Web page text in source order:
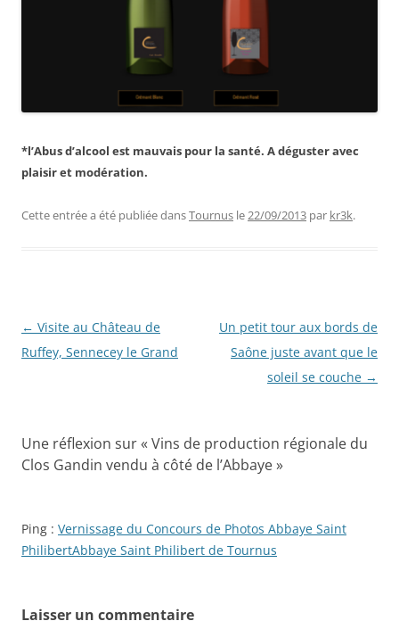
*l’Abus d’alcool est mauvais pour la santé. A déguster avec
plaisir et modération.
Cette entrée a été publiée dansTournus le22/09/2013 par kr3k.
Navigation
des
← Visite au Château de
Ruffey, Sennecey le Grand
Un petit tour aux bords de
Saône juste avant que le
soleil se couche →
Une réflexion sur « Vins de production régionale du
Clos Gandin vendu à côté de l’Abbaye»
Ping : Vernissage du Concours de Photos Abbaye Saint
PhilibertAbbaye Saint Philibert de Tournus
Laisser un commentaire